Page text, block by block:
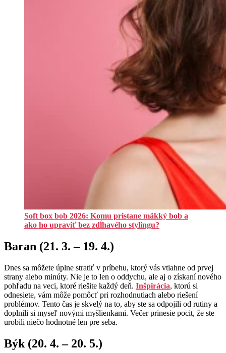
Soft box bob 2026: Komu pristane mäkký bob a
ako ho upraviť bez zdĺhavého stylingu?
Baran (21. 3. – 19. 4.)
Dnes sa môžete úplne stratiť v príbehu, ktorý vás vtiahne od prvej
strany alebo minúty. Nie je to len o oddychu, ale aj o získaní nového
pohľadu na veci, ktoré riešite každý deň. Inšpirácia, ktorú si
odnesiete, vám môže pomôcť pri rozhodnutiach alebo riešení
problémov. Tento čas je skvelý na to, aby ste sa odpojili od rutiny a
doplnili si myseľ novými myšlienkami. Večer prinesie pocit, že ste
urobili niečo hodnotné len pre seba.
Býk (20. 4. – 20. 5.)